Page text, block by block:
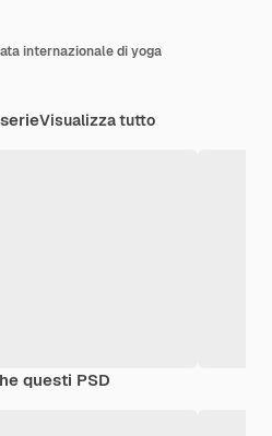
internazionale di yoga
Visualizza tutto
questi PSD